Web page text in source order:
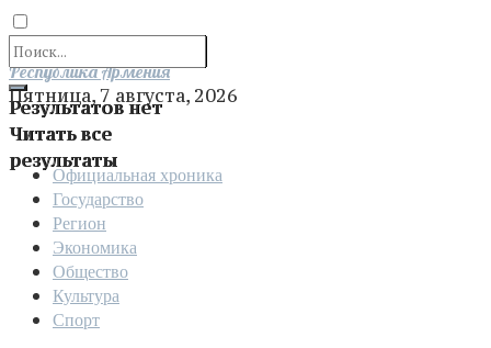
Результатов нет
Читать все
результаты
Отправить
Республика Армения
Пятница, 7 августа, 2026
Официальная хроника
Государство
Регион
Экономика
Общество
Культура
Спорт